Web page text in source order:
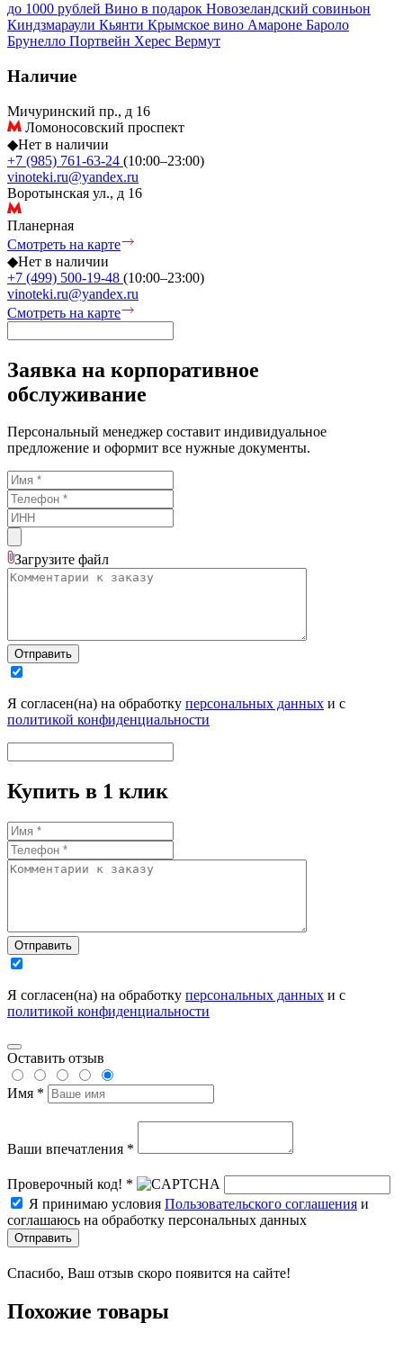
до 1000 рублей Вино в подарок Новозеландский совиньон
Киндзмараули Кьянти Крымское вино Амароне Бароло
Брунелло Портвейн Херес Вермут
Наличие
Мичуринский пр., д 16
Ломоносовский проспект
◆Нет в наличии
+7 (985) 761-63-24 (10:00–23:00)
vinoteki.ru@yandex.ru
Воротынская ул., д 16
Планерная
Смотреть на карте
◆Нет в наличии
+7 (499) 500-19-48 (10:00–23:00)
vinoteki.ru@yandex.ru
Смотреть на карте
Заявка на корпоративное
обслуживание
Персональный менеджер составит индивидуальное
предложение и оформит все нужные документы.
Загрузите файл
Отправить
Я согласен(на) на обработку персональных данных и с
политикой конфиденциальности
Купить в 1 клик
Отправить
Я согласен(на) на обработку персональных данных и с
политикой конфиденциальности
Оставить отзыв
Имя *
Ваши впечатления *
Проверочный код! *
Я принимаю условия Пользовательского соглашения и
соглашаюсь на обработку персональных данных
Отправить
Спасибо, Ваш отзыв скоро появится на сайте!
Похожие товары